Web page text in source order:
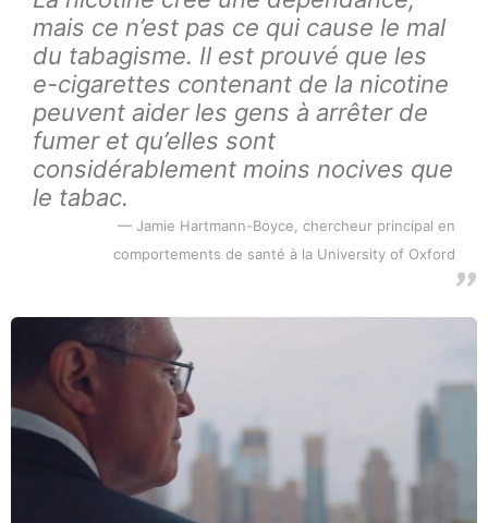
mais ce n’est pas ce qui cause le mal
du tabagisme. Il est prouvé que les
e-cigarettes contenant de la nicotine
peuvent aider les gens à arrêter de
fumer et qu’elles sont
considérablement moins nocives que
le tabac.
Jamie Hartmann-Boyce, chercheur principal en
comportements de santé à la University of Oxford